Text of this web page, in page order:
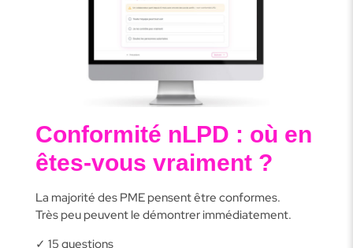
Conformité nLPD : où en
êtes-vous vraiment ?
La majorité des PME pensent être conformes.
Très peu peuvent le démontrer immédiatement.
✓ 15 questions